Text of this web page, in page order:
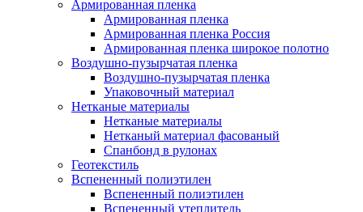
Армированная пленка
Армированная пленка
Армированная пленка Россия
Армированная пленка широкое полотно
Воздушно-пузырчатая пленка
Воздушно-пузырчатая пленка
Упаковочный материал
Нетканые материалы
Нетканые материалы
Нетканый материал фасованый
Спанбонд в рулонах
Геотекстиль
Вспененный полиэтилен
Вспененный полиэтилен
Вспененный утеплитель